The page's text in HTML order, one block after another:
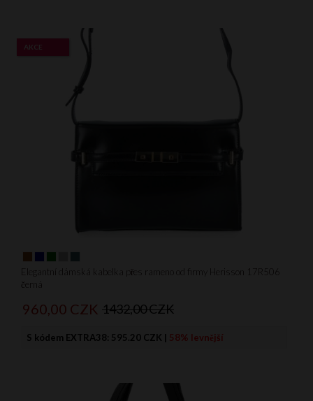
Elegantní dámská kabelka přes rameno od firmy Herisson 17R506
černá
AKCE
960,00 CZK 1432,00 CZK
S kódem EXTRA38: 595.20 CZK | 58% levnější